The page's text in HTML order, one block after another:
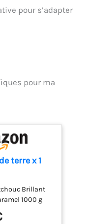
pour s’adapter
pour ma
terre x 1
Brillant
1000 g